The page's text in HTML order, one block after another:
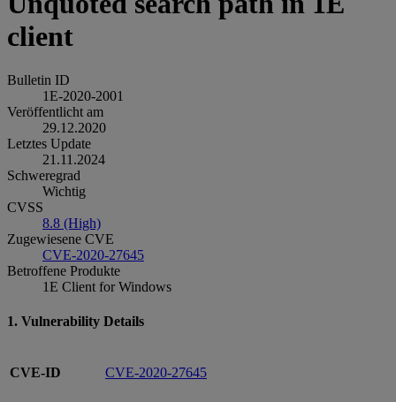
client
Bulletin ID
1E-2020-2001
Veröffentlicht am
29.12.2020
Letztes Update
21.11.2024
Schweregrad
Wichtig
CVSS
8.8 (High)
Zugewiesene CVE
CVE-2020-27645
Betroffene Produkte
1E Client for Windows
1. Vulnerability Details
CVE-ID CVE-2020-27645